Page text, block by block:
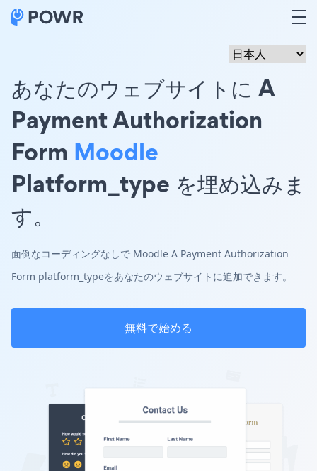
あなたのウェブサイトに A
Payment Authorization
Form Moodle
Platform_type を埋め込みま
す。
面倒なコーディングなしで Moodle A Payment Authorization
Form platform_typeをあなたのウェブサイトに追加できます。
無料で始める